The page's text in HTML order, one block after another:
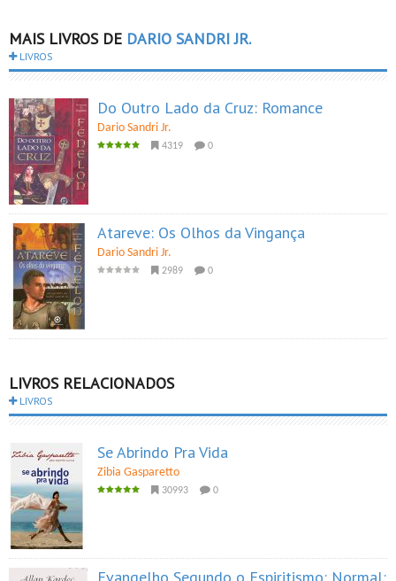
MAIS LIVROS DE DARIO SANDRI JR.
LIVROS
Do Outro Lado da Cruz: Romance
Dario Sandri Jr.
4319 0
Atareve: Os Olhos da Vingança
Dario Sandri Jr.
2989 0
LIVROS RELACIONADOS
LIVROS
Se Abrindo Pra Vida
Zibia Gasparetto
30993 0